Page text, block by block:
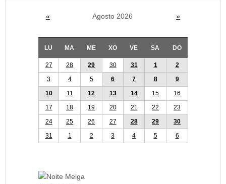
« Agosto 2026 »
LU MA ME XO VE SA DO
27 28 29 30 31 1
2
3
4 5 6 7 8
9
10
11 12 13 14 15
16
17
18 19 20 21 22
23
24
25 26 27 28 29
30
31
1 2 3 4 5 6